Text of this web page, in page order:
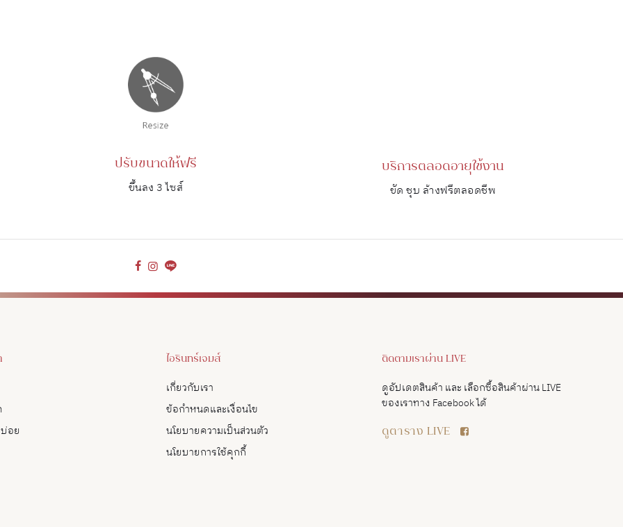
ปรับขนาดให้ฟรี
ขึ้นลง 3 ไซส์
บริการตลอดอายุใช้งาน
ขัด ชุบ ล้างฟรีตลอดชีพ
อย
ไอรินทร์เจมส์
เกี่ยวกับเรา
ข้อกำหนดและเงื่อนไข
นโยบายความเป็นส่วนตัว
นโยบายการใช้คุกกี้
ติดตามเราผ่าน LIVE
ดูอัปเดตสินค้า และ เลือกซื้อสินค้าผ่าน LIVE
ของเราทาง Facebook ได้
ดูตาราง LIVE